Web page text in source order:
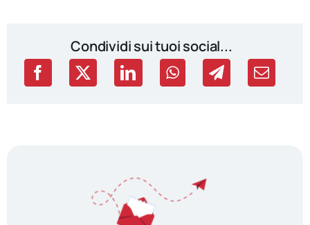
Condividi sui tuoi social...